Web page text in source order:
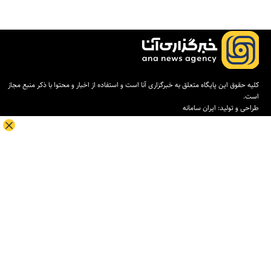
کلیه حقوق این پایگاه متعلق به خبرگزاری آنا است و استفاده از اخبار و محتوا با ذکر منبع مجاز
است.
طراحی و تولید: ایران سامانه